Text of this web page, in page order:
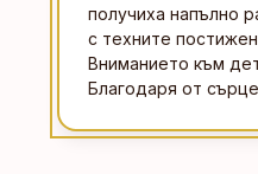
получиха напълно
с техните
Вниманието към
Благодаря от